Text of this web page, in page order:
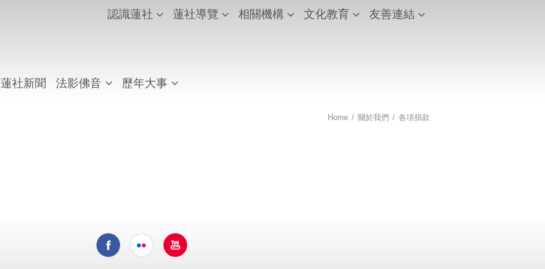
認識蓮社 蓮社導覽 相關機構 文化教育 友善連結
蓮社新聞 法影佛音 歷年大事
Home / 關於我們 / 各項捐款